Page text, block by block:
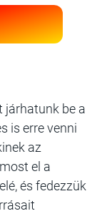
járhatunk be a
is erre venni
az
el a
és fedezzük